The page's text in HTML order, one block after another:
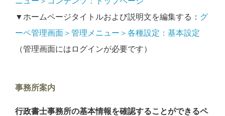
▼ホームページタイトルおよび説明文を編集する： グ
ーペ管理画面＞管理メニュー＞各種設定：基本設定
（管理画面にはログインが必要です）
事務所案内
行政書士事務所の基本情報を確認することができるペ